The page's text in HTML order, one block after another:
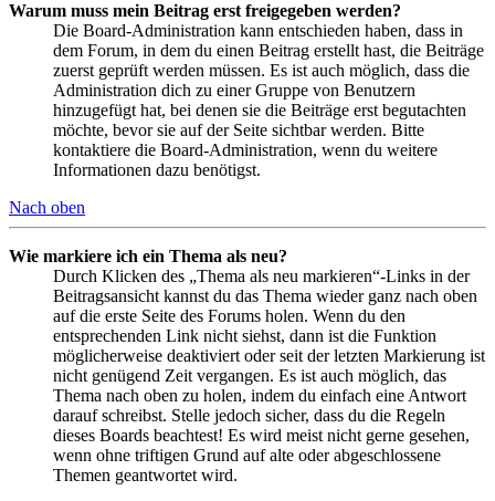
Warum muss mein Beitrag erst freigegeben werden?
Die Board-Administration kann entschieden haben, dass in
dem Forum, in dem du einen Beitrag erstellt hast, die Beiträge
zuerst geprüft werden müssen. Es ist auch möglich, dass die
Administration dich zu einer Gruppe von Benutzern
hinzugefügt hat, bei denen sie die Beiträge erst begutachten
möchte, bevor sie auf der Seite sichtbar werden. Bitte
kontaktiere die Board-Administration, wenn du weitere
Informationen dazu benötigst.
Nach oben
Wie markiere ich ein Thema als neu?
Durch Klicken des „Thema als neu markieren“-Links in der
Beitragsansicht kannst du das Thema wieder ganz nach oben
auf die erste Seite des Forums holen. Wenn du den
entsprechenden Link nicht siehst, dann ist die Funktion
möglicherweise deaktiviert oder seit der letzten Markierung ist
nicht genügend Zeit vergangen. Es ist auch möglich, das
Thema nach oben zu holen, indem du einfach eine Antwort
darauf schreibst. Stelle jedoch sicher, dass du die Regeln
dieses Boards beachtest! Es wird meist nicht gerne gesehen,
wenn ohne triftigen Grund auf alte oder abgeschlossene
Themen geantwortet wird.